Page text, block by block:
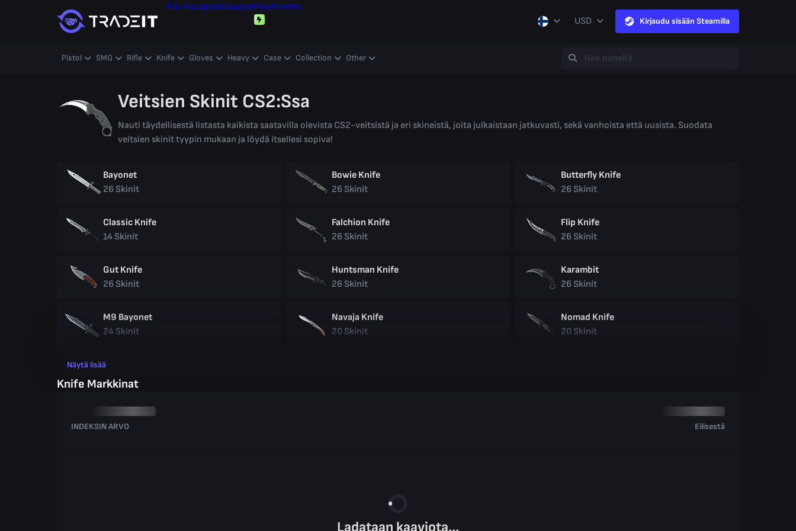
Käy KauppaaKauppaMyyArvonta
USD
Kirjaudu sisään Steamilla
Pistol SMG Rifle Knife Gloves Heavy Case Collection Other
Veitsien Skinit CS2:ssa
Nauti täydellisestä listasta kaikista saatavilla olevista CS2-veitsistä ja eri skineistä, joita julkaistaan jatkuvasti, sekä vanhoista että uusista. Suodata
veitsien skinit tyypin mukaan ja löydä itsellesi sopiva!
Bayonet
26Skinit
Bowie Knife
26Skinit
Butterfly Knife
26Skinit
Classic Knife
14Skinit
Falchion Knife
26Skinit
Flip Knife
26Skinit
Gut Knife
26Skinit
Huntsman Knife
26Skinit
Karambit
26Skinit
M9 Bayonet
24 Skinit
Navaja Knife
20 Skinit
Nomad Knife
20 Skinit
Näytä lisää
Knife Markkinat
INDEKSIN ARVO Eilisestä
Ladataan kaaviota...